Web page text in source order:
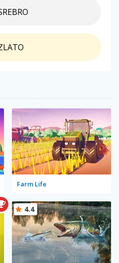
Farm Life
4.4